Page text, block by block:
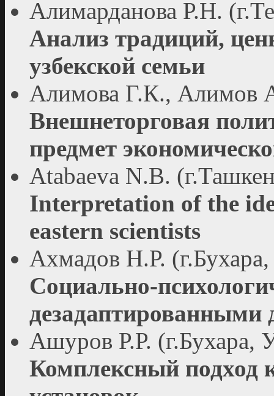
Алимарданова Р.Н.
Анализ традиций,
узбекской семьи
Алимова Г.К., Алимов
Внешнеторговая
предмет
Atabaeva N.B.
Interpretation of the
eastern scientists
Ахмадов Н.Р. (г.Бухара,
Социально-
дезадаптированными
Ашуров Р.Р. (г.Бухара,
Комплексный подход